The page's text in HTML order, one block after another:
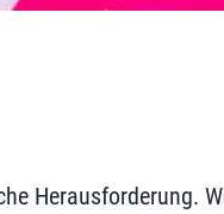
Herausforderung.